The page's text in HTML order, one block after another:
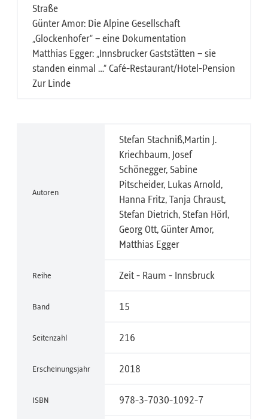
Straße
Günter Amor: Die Alpine Gesellschaft
„Glockenhofer“ – eine Dokumentation
Matthias Egger: „Innsbrucker Gaststätten – sie
standen einmal …“ Café-Restaurant/Hotel-Pension
Zur Linde
Autoren
Stefan Stachniß,Martin J.
Kriechbaum, Josef
Schönegger, Sabine
Pitscheider, Lukas Arnold,
Hanna Fritz, Tanja Chraust,
Stefan Dietrich, Stefan Hörl,
Georg Ott, Günter Amor,
Matthias Egger
Reihe Zeit - Raum - Innsbruck
Band 15
Seitenzahl 216
Erscheinungsjahr 2018
ISBN 978-3-7030-1092-7